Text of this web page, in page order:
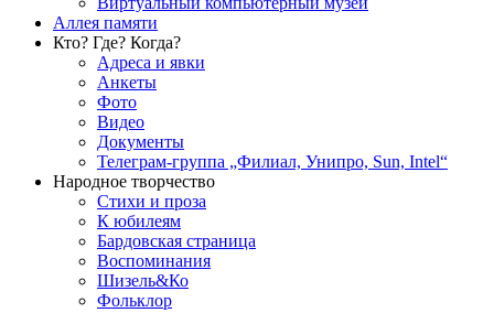
Аллея памяти
Кто? Где? Когда?
Адреса и явки
Анкеты
Фото
Видео
Документы
Телеграм-группа „Филиал, Унипро, Sun, Intel“
Народное творчество
Стихи и проза
К юбилеям
Бардовская страница
Воспоминания
Шизель&Ко
Фольклор